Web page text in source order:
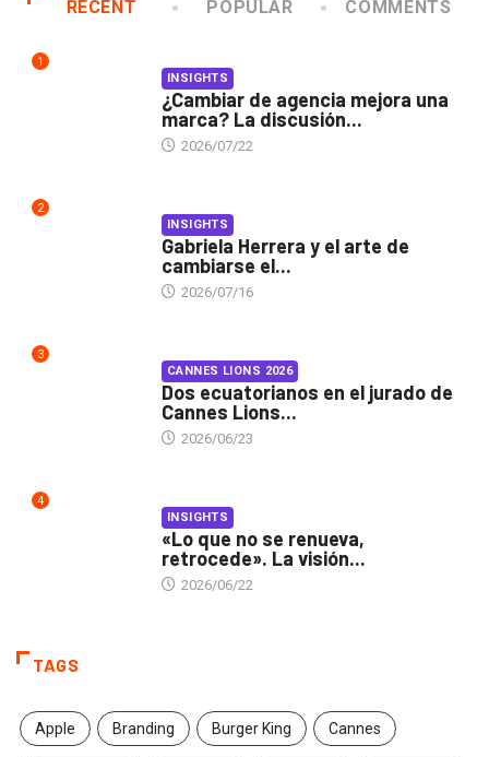
RECENT POPULAR COMMENTS
1
INSIGHTS
¿Cambiar de agencia mejora una
marca? La discusión...
2026/07/22
2
INSIGHTS
Gabriela Herrera y el arte de
cambiarse el...
2026/07/16
3
CANNES LIONS 2026
Dos ecuatorianos en el jurado de
Cannes Lions...
2026/06/23
4
INSIGHTS
«Lo que no se renueva,
retrocede». La visión...
2026/06/22
TAGS
Apple Branding Burger King Cannes